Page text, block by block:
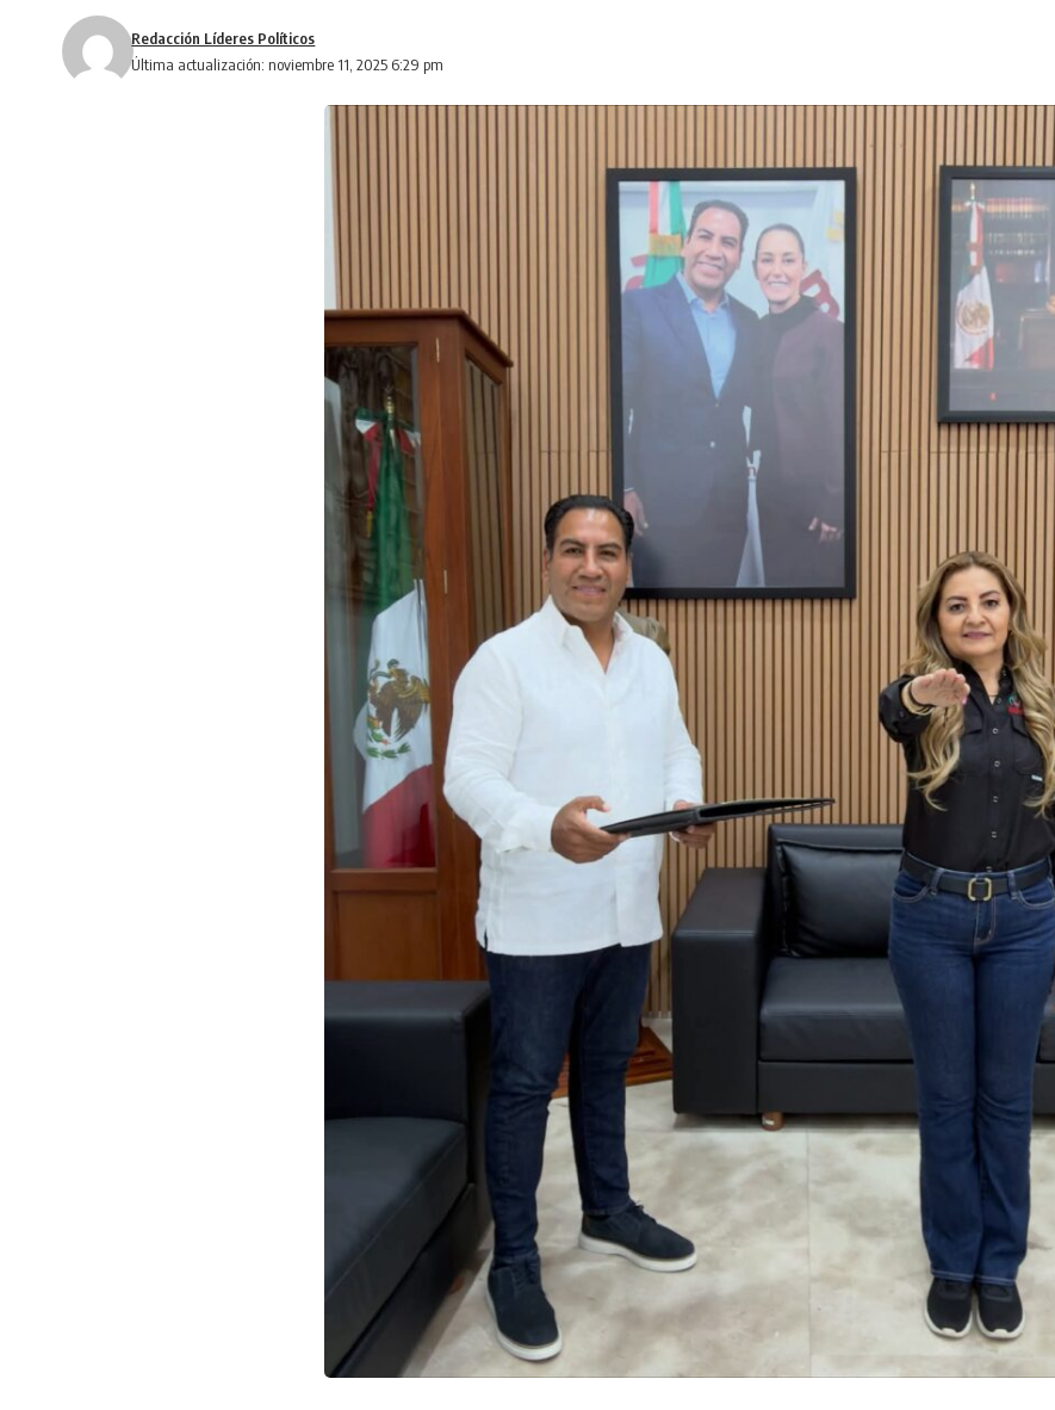
Última actualización: noviembre 11, 2025 6:29 pm
Redacción Líderes Políticos